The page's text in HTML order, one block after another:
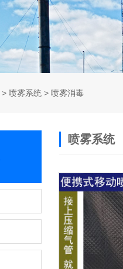
> 喷雾系统 > 喷雾消毒
喷雾系统